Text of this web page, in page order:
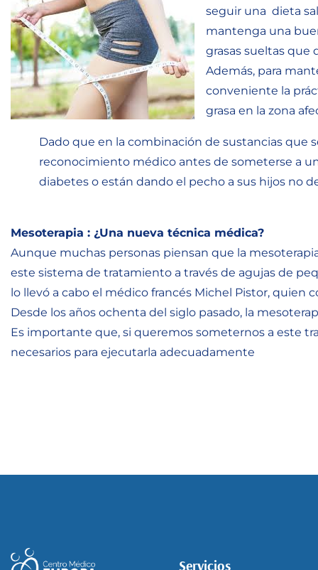
seguir una dieta
mantenga una
grasas sueltas
Además, para
conveniente la
grasa en la zona
Dado que en la combinación de sustancias que
reconocimiento médico antes de someterse a
diabetes o están dando el pecho a sus hijos no
Mesoterapia : ¿Una nueva técnica médica?
Aunque muchas personas piensan que la
este sistema de tratamiento a través de agujas de
lo llevó a cabo el médico francés Michel Pistor, quien
Desde los años ochenta del siglo pasado, la
Es importante que, si queremos someternos a este
necesarios para ejecutarla adecuadamente
Servicios